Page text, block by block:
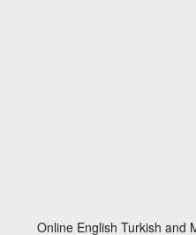
Online English Turkish and